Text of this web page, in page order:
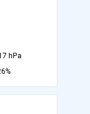
hPa